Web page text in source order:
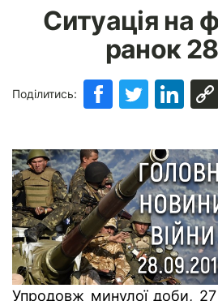
Ситуація на
ранок
Поділитись:
Упродовж минулої доби,